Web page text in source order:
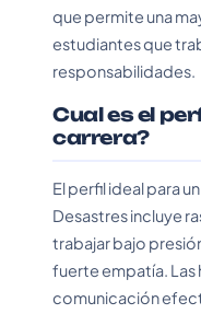
que permite una
estudiantes que
responsabilidades.
Cual es el
carrera?
El perfil ideal para
Desastres incluye
trabajar bajo
fuerte empatía. Las
comunicación